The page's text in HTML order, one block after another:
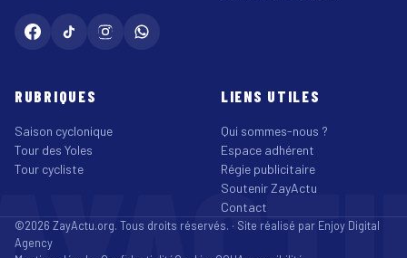
RUBRIQUES
Saison cyclonique
Tour des Yoles
Tour cycliste
LIENS UTILES
Qui sommes-nous ?
Espace adhérent
Régie publicitaire
Soutenir ZayActu
Contact
©2026 ZayActu.org. Tous droits réservés. · Site réalisé par Enjoy Digital
Agency